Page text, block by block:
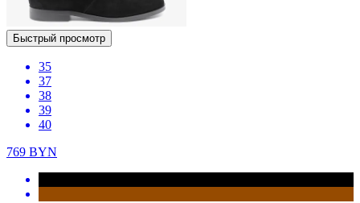
Быстрый просмотр
35
37
38
39
40
769 BYN